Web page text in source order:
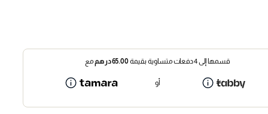
قسمها إلى 4 دفعات متساوية بقيمة 65.00درهممع
أو